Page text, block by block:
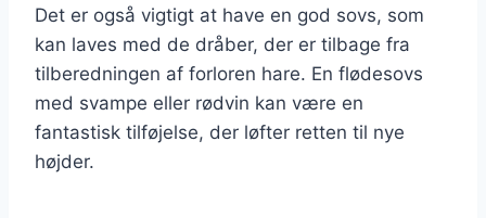
Det er også vigtigt at have en god sovs, som
kan laves med de dråber, der er tilbage fra
tilberedningen af forloren hare. En flødesovs
med svampe eller rødvin kan være en
fantastisk tilføjelse, der løfter retten til nye
højder.